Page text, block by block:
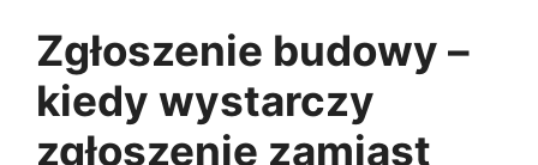
Zgłoszenie budowy –
kiedy wystarczy
zgłoszenie zamiast